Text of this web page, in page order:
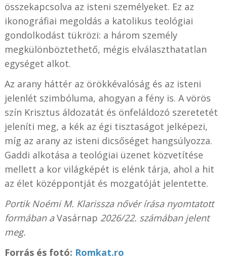
összekapcsolva az isteni személyeket. Ez az
ikonográfiai megoldás a katolikus teológiai
gondolkodást tükrözi: a három személy
megkülönböztethető, mégis elválaszthatatlan
egységet alkot.
Az arany háttér az örökkévalóság és az isteni
jelenlét szimbóluma, ahogyan a fény is. A vörös
szín Krisztus áldozatát és önfeláldozó szeretetét
jeleníti meg, a kék az égi tisztaságot jelképezi,
míg az arany az isteni dicsőséget hangsúlyozza.
Gaddi alkotása a teológiai üzenet közvetítése
mellett a kor világképét is elénk tárja, ahol a hit
az élet középpontját és mozgatóját jelentette.
Portik Noémi M. Klarissza nővér írása nyomtatott
formában aVasárnap 2026/22. számában jelent
meg.
Forrás és fotó: Romkat.ro